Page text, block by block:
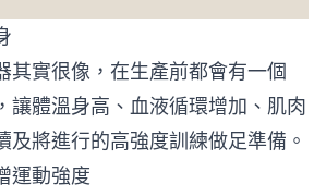
其實很像，在生產前都會有一個
讓體溫身高、血液循環增加、肌肉
及將進行的高強度訓練做足準備。
運動強度